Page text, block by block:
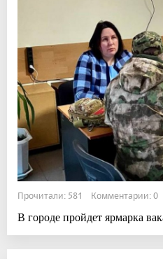
Прочитали: 581 Комментарии: 0
В городе пройдет ярмарка